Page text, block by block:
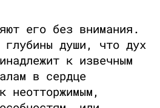
его без внимания.
души, что дух
к извечным
в сердце
неотторжимым,